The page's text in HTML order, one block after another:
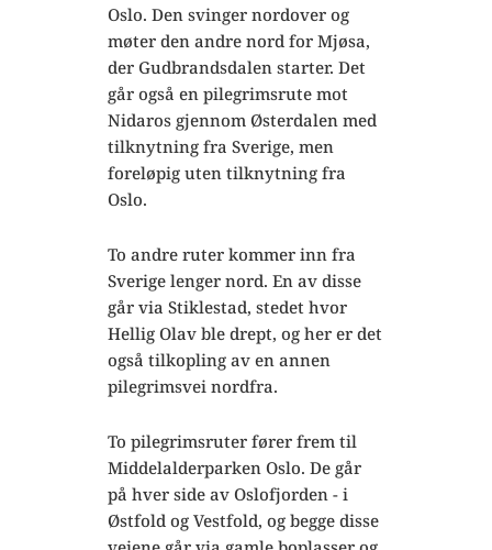
Oslo. Den svinger nordover og
møter den andre nord for Mjøsa,
der Gudbrandsdalen starter. Det
går også en pilegrimsrute mot
Nidaros gjennom Østerdalen med
tilknytning fra Sverige, men
foreløpig uten tilknytning fra
Oslo.
To andre ruter kommer inn fra
Sverige lenger nord. En av disse
går via Stiklestad, stedet hvor
Hellig Olav ble drept, og her er det
også tilkopling av en annen
pilegrimsvei nordfra.
To pilegrimsruter fører frem til
Middelalderparken Oslo. De går
på hver side av Oslofjorden - i
Østfold og Vestfold, og begge disse